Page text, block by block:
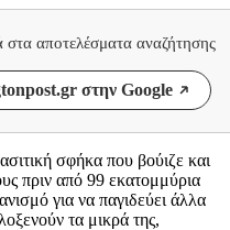
στα αποτελέσματα αναζήτησης
στην Google
σφήκα που βούιζε και
πριν από 99 εκατομμύρια
για να παγιδεύει άλλα
τα μικρά της,